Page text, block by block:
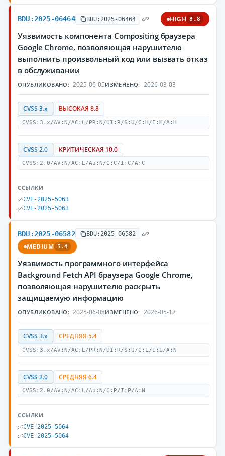
BDU:2025-06464 BDU:2025-06464 HIGH 8.8
Уязвимость компонента Compositing браузера
Google Chrome, позволяющая нарушителю
выполнить произвольный код или вызвать отказ
в обслуживании
ОПУБЛИКОВАНО: 2025-06-05ИЗМЕНЕНО: 2026-03-03
CVSS 3.x ВЫСОКАЯ 8.8
CVSS:3.x/AV:N/AC:L/PR:N/UI:R/S:U/C:H/I:H/A:H
CVSS 2.0 КРИТИЧЕСКАЯ 10.0
CVSS:2.0/AV:N/AC:L/Au:N/C:C/I:C/A:C
ССЫЛКИ
CVE-2025-5063
CVE-2025-5063
BDU:2025-06582 BDU:2025-06582
MEDIUM 5.4
Уязвимость программного интерфейса
Background Fetch API браузера Google Chrome,
позволяющая нарушителю раскрыть
защищаемую информацию
ОПУБЛИКОВАНО: 2025-06-08ИЗМЕНЕНО: 2026-05-12
CVSS 3.x СРЕДНЯЯ 5.4
CVSS:3.x/AV:N/AC:L/PR:N/UI:R/S:U/C:L/I:L/A:N
CVSS 2.0 СРЕДНЯЯ 6.4
CVSS:2.0/AV:N/AC:L/Au:N/C:P/I:P/A:N
ССЫЛКИ
CVE-2025-5064
CVE-2025-5064